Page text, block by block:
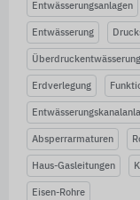
Entwässerungsanlagen
Entwässerung
Überdruckentwässerung
Erdverlegung
Absperrarmaturen
Haus-Gasleitungen
Eisen-Rohre